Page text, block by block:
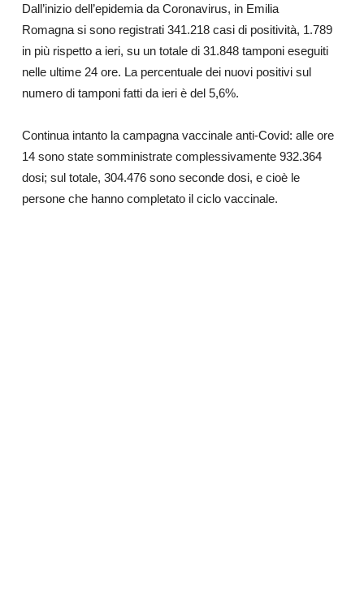
Dall’inizio dell’epidemia da Coronavirus, in Emilia
Romagna si sono registrati 341.218 casi di positività, 1.789
in più rispetto a ieri, su un totale di 31.848 tamponi eseguiti
nelle ultime 24 ore. La percentuale dei nuovi positivi sul
numero di tamponi fatti da ieri è del 5,6%.
Continua intanto la campagna vaccinale anti-Covid: alle ore
14 sono state somministrate complessivamente 932.364
dosi; sul totale, 304.476 sono seconde dosi, e cioè le
persone che hanno completato il ciclo vaccinale.